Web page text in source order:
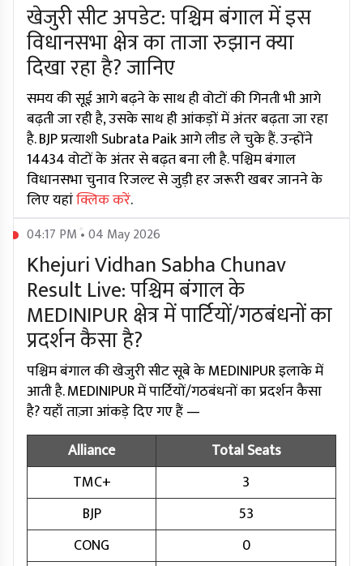
खेजुरी सीट अपडेट: पश्चिम बंगाल में इस
विधानसभा क्षेत्र का ताजा रुझान क्या
दिखा रहा है? जानिए
समय की सूई आगे बढ़ने के साथ ही वोटों की गिनती भी आगे
बढ़ती जा रही है, उसके साथ ही आंकड़ों में अंतर बढ़ता जा रहा
है. BJP प्रत्याशी Subrata Paik आगे लीड ले चुके हैं. उन्होंने
14434 वोटों के अंतर से बढ़त बना ली है. पश्चिम बंगाल
विधानसभा चुनाव रिजल्ट से जुड़ी हर जरूरी खबर जानने के
लिए यहांक्लिक करें.
04:17 PM • 04 May 2026
Khejuri Vidhan Sabha Chunav
Result Live: पश्चिम बंगाल के
MEDINIPUR क्षेत्र में पार्टियों/गठबंधनों का
प्रदर्शन कैसा है?
पश्चिम बंगाल की खेजुरी सीट सूबे के MEDINIPUR इलाके में
आती है. MEDINIPUR में पार्टियों/गठबंधनों का प्रदर्शन कैसा
है? यहाँ ताज़ा आंकड़े दिए गए हैं —
Alliance
Total Seats
TMC+
3
BJP
53
CONG
0